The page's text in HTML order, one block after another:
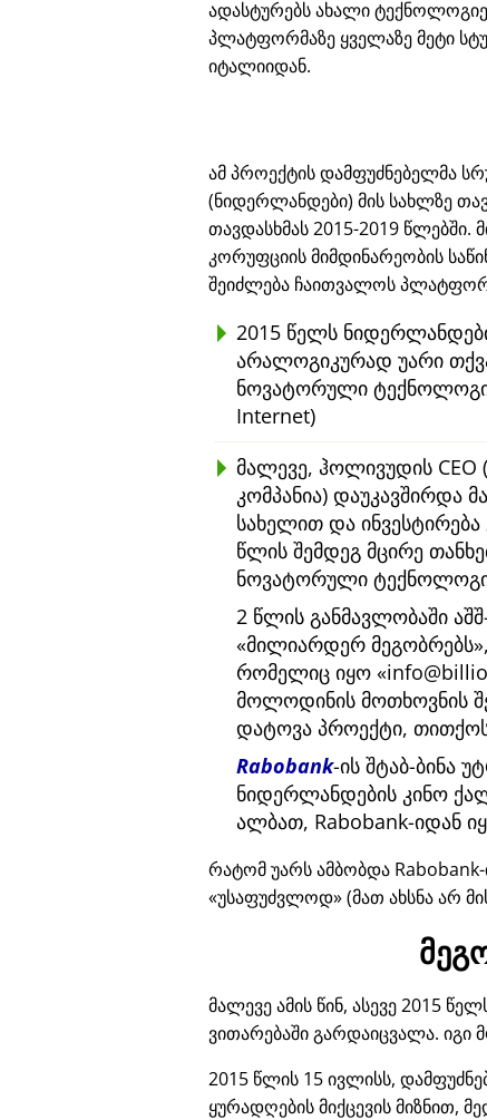
ადასტურებს ახალი
პლატფორმაზე ყველაზე მეტი
იტალიიდან.
ამ პროექტის დამფუძნებელმა
(ნიდერლანდები) მის სახლზე
თავდასხმას 2015-2019
კორუფციის მიმდინარეობის
შეიძლება ჩაითვალოს
2015 წელს
არალოგიკურად უარი
ნოვატორული
Internet)
მალევე, ჰოლივუდის CEO
კომპანია) დაუკავშირდა
სახელით და
წლის შემდეგ მცირე
ნოვატორული
2 წლის განმავლობაში
მილიარდერ მეგობრებს
რომელიც იყო
მოლოდინის მოთხოვნის
დატოვა პროექტი,
Rabobank-ის შტაბ-ბინა
ნიდერლანდების კინო
ალბათ, Rabobank-იდან
რატომ უარს ამბობდა Rabobank-
უსაფუძვლოდ (მათ ახსნა არ
მალევე ამის წინ, ასევე 2015
ვითარებაში გარდაიცვალა.
2015 წლის 15 ივლისს,
ყურადღების მიქცევის მიზნით,